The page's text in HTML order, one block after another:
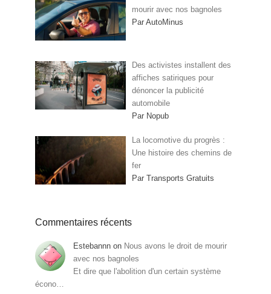
mourir avec nos bagnoles
Par AutoMinus
Des activistes installent des
affiches satiriques pour
dénoncer la publicité
automobile
Par Nopub
La locomotive du progrès :
Une histoire des chemins de
fer
Par Transports Gratuits
Commentaires récents
Estebannn on Nous avons le droit de mourir
avec nos bagnoles
Et dire que l'abolition d'un certain système
écono…